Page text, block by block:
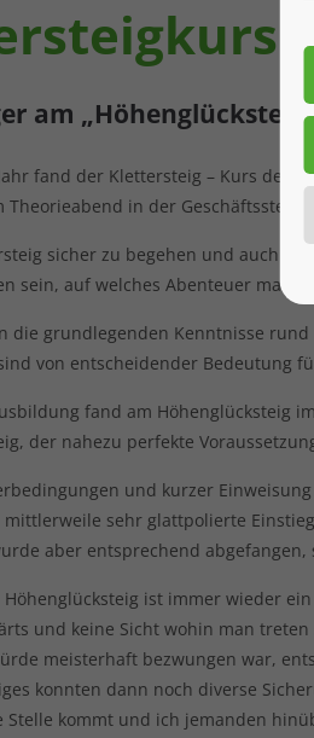
am
fand der Klettersteig – Kurs der
in der Geschäftsstelle.
sicher zu begehen und auch
sein, auf welches Abenteuer man
die grundlegenden Kenntnisse
von entscheidender Bedeutung
fand am Höhenglücksteig
der nahezu perfekte
und kurzer
mittlerweile sehr glattpolierte
aber entsprechend
ist immer wieder
und keine Sicht wohin man
meisterhaft bezwungen war,
konnten dann noch diverse
kommt und ich jemanden